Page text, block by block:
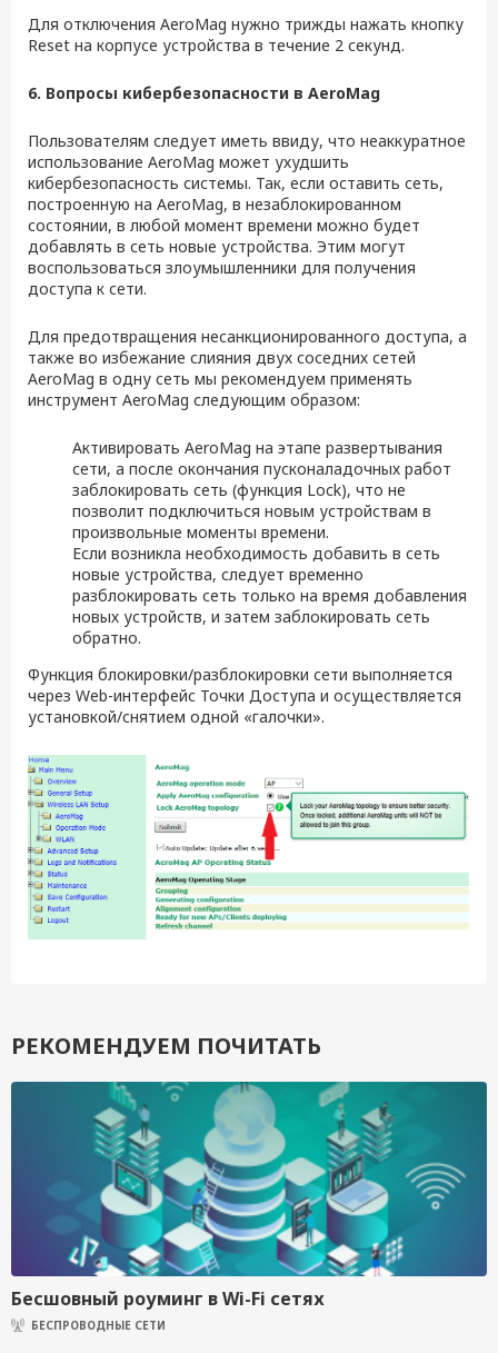
Для отключения AeroMag нужно трижды нажать кнопку
Reset на корпусе устройства в течение 2 секунд.
6. Вопросы кибербезопасности в AeroMag
Пользователям следует иметь ввиду, что неаккуратное
использование AeroMag может ухудшить
кибербезопасность системы. Так, если оставить сеть,
построенную на AeroMag, в незаблокированном
состоянии, в любой момент времени можно будет
добавлять в сеть новые устройства. Этим могут
воспользоваться злоумышленники для получения
доступа к сети.
Для предотвращения несанкционированного доступа, а
также во избежание слияния двух соседних сетей
AeroMag в одну сеть мы рекомендуем применять
инструмент AeroMag следующим образом:
Активировать AeroMag на этапе развертывания
сети, а после окончания пусконаладочных работ
заблокировать сеть (функция Lock), что не
позволит подключиться новым устройствам в
произвольные моменты времени.
Если возникла необходимость добавить в сеть
новые устройства, следует временно
разблокировать сеть только на время добавления
новых устройств, и затем заблокировать сеть
обратно.
Функция блокировки/разблокировки сети выполняется
через Web-интерфейс Точки Доступа и осуществляется
установкой/снятием одной «галочки».
РЕКОМЕНДУЕМ ПОЧИТАТЬ
Бесшовный роуминг в Wi-Fi сетях
БЕСПРОВОДНЫЕ СЕТИ